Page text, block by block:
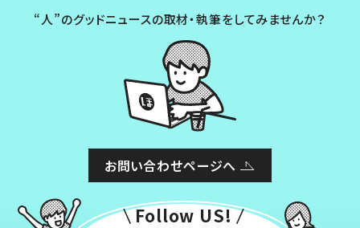
“人”のグッドニュースの取材・執筆をしてみませんか？
お問い合わせページへ
Follow US!